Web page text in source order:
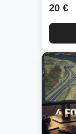
20 €